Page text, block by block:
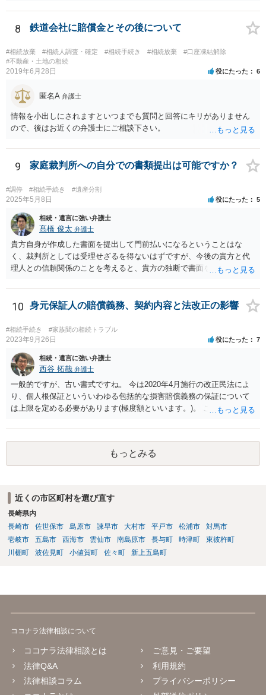
払い義務があります。
8 鉄道会社に賠償金とその後について
#相続放棄 #相続人調査・確定 #相続手続き #相続放棄
#口座凍結解除
#不動産・土地の相続
2019年6月28日 役にたった 6
匿名A 弁護士
情報を小出しにされますといつまでも質問と回答にキリがありません
ので、後はお近くの弁護士にご相談下さい。
9 家庭裁判所への自分での書類提出は可能ですか？
#調停 #相続手続き #遺産分割
2025年5月8日 役にたった 5
相続・遺言に強い弁護士
髙橋 俊太 弁護士
貴方自身が作成した書面を提出して門前払いになるということはな
く、裁判所としては受理せざるを得ないはずですが、今後の貴方と代
理人との信頼関係のことを考えると、貴方の独断で書面を提出したり
士が主張書面の提出を渋っているようですが、弁護士として提出の実
益がないと考えている可能性もあると思いますので、そのあたりも含
めて、弁護士見解を確認等するためによく打ち合わせた方がよいと思
います。単に面倒臭いということで書面提出をしないということであ
れば、当該弁護士との委任関係を修了した上で、貴方のほうで書面提
出することを検討なさった方がよいでしょう。
10 身元保証人の賠償義務、契約内容と法改正の影響
#相続手続き #家族間の相続トラブル
2023年9月26日 役にたった 7
相続・遺言に強い弁護士
西谷 拓哉 弁護士
一般的ですが、古い書式ですね。 今は2020年4月施行の改正民法によ
り、個人根保証といういわゆる包括的な損害賠償義務の保証について
は上限を定める必要があります(極度額といいます。)。 この書式にサ
り、会社側は請求できない可能性が高そうです。
もっとみる
近くの市区町村を選び直す
長崎県内
長崎市
佐世保市 島原市 諫早市 大村市 平戸市 松浦市
対馬市
壱岐市
五島市 西海市 雲仙市 南島原市 長与町 時津町
東彼杵町
川棚町
波佐見町 小値賀町 佐々町 新上五島町
ココナラ法律相談について
ココナラ法律相談とは
法律Q&A
法律相談コラム
ご意見・ご要望
利用規約
プライバシーポリシー